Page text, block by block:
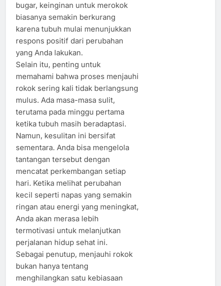
bugar, keinginan untuk merokok
biasanya semakin berkurang
karena tubuh mulai menunjukkan
respons positif dari perubahan
yang Anda lakukan.
Selain itu, penting untuk
memahami bahwa proses menjauhi
rokok sering kali tidak berlangsung
mulus. Ada masa-masa sulit,
terutama pada minggu pertama
ketika tubuh masih beradaptasi.
Namun, kesulitan ini bersifat
sementara. Anda bisa mengelola
tantangan tersebut dengan
mencatat perkembangan setiap
hari. Ketika melihat perubahan
kecil seperti napas yang semakin
ringan atau energi yang meningkat,
Anda akan merasa lebih
termotivasi untuk melanjutkan
perjalanan hidup sehat ini.
Sebagai penutup, menjauhi rokok
bukan hanya tentang
menghilangkan satu kebiasaan